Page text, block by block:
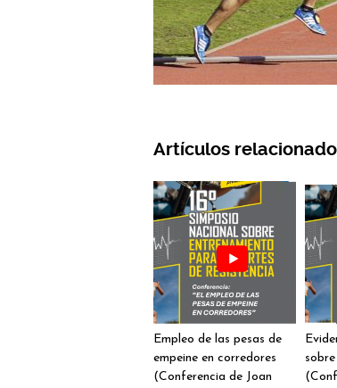
Artículos
Empleo de las pesas de
empeine en corredores
(Conferencia de Joan